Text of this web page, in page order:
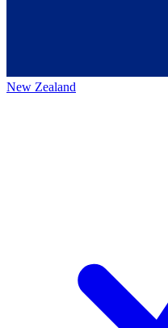
New Zealand